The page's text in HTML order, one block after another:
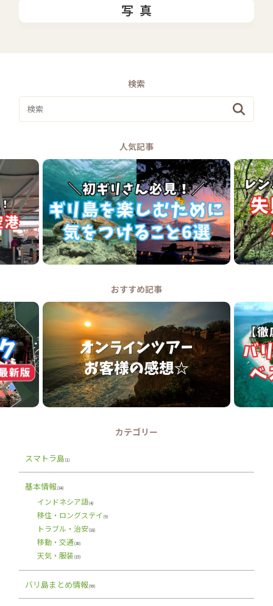
写真
検索
人気記事
おすすめ記事
カテゴリー
スマトラ島(1)
基本情報(34)
インドネシア語(4)
移住・ロングステイ (9)
トラブル・治安(18)
移動・交通 (30)
天気・服装 (15)
バリ島まとめ情報(99)